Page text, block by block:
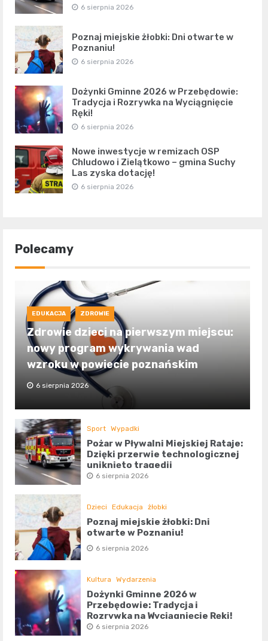
6 sierpnia 2026
Poznaj miejskie żłobki: Dni otwarte w
Poznaniu!
6 sierpnia 2026
Dożynki Gminne 2026 w Przebędowie:
Tradycja i Rozrywka na Wyciągnięcie
Ręki!
6 sierpnia 2026
Nowe inwestycje w remizach OSP
Chludowo i Zielątkowo – gmina Suchy
Las zyska dotację!
6 sierpnia 2026
Polecamy
EDUKACJA ZDROWIE
Zdrowie dzieci na pierwszym miejscu:
nowy program wykrywania wad
wzroku w powiecie poznańskim
6 sierpnia 2026
Sport Wypadki
Pożar w Pływalni Miejskiej Rataje:
Dzięki przerwie technologicznej
uniknięto tragedii
6 sierpnia 2026
Dzieci Edukacja żłobki
Poznaj miejskie żłobki: Dni
otwarte w Poznaniu!
6 sierpnia 2026
Kultura Wydarzenia
Dożynki Gminne 2026 w
Przebędowie: Tradycja i
Rozrywka na Wyciągnięcie Ręki!
6 sierpnia 2026